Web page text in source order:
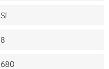
Sí
8
680